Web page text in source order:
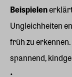
Beispielen
Ungleichheiten
früh zu
spannend,